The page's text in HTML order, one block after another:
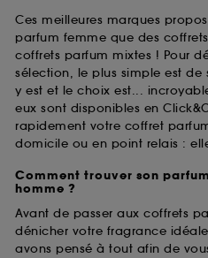
Ces meilleures marques
parfum femme que des
coffrets parfum mixtes ! Pour
sélection, le plus simple est de
y est et le choix est...
eux sont disponibles en
rapidement votre coffret
domicile ou en point relais :
Comment trouver son
homme ?
Avant de passer aux coffrets
dénicher votre fragrance
avons pensé à tout afin de